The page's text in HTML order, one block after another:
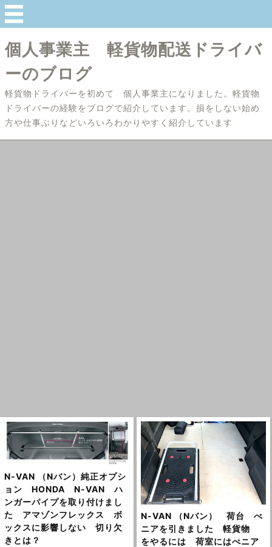
個人事業主 軽貨物配送ドライバ
ーのブログ
軽貨物ドライバーを初めて 個人事業主になりました。軽貨物
ドライバーの経験をブログで紹介しています。損をしない始め
方や仕事ぶりなどいろいろわかりやすく紹介しています
N-VAN （Nバン）純正オプシ
ョン HONDA N-VAN ハ
ンガーパイプを取り付けまし
た アマゾンフレックス ボ
ックスに影響しない 切り欠
きとは？
N-VAN （Nバン） 荷台 べ
ニアを引きました 軽貨物
をやるには 荷室にはべニア